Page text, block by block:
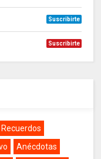
Suscribirte
Suscribirte
Recuerdos
Anécdotas